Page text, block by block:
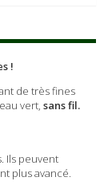
!
de très fines
vert, sans fil.
Ils peuvent
plus avancé.